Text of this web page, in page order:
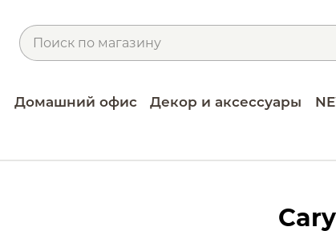
Домашний офис Декор и аксессуары